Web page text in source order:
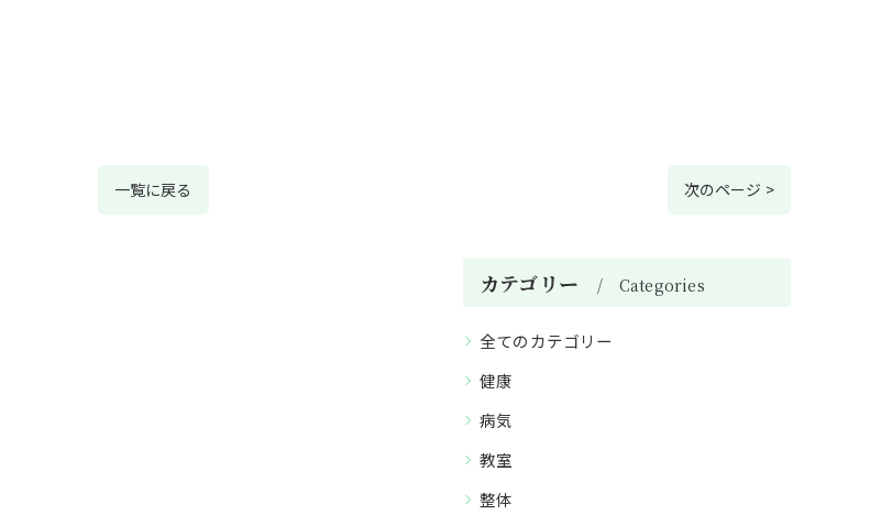
一覧に戻る 次のページ >
カテゴリー Categories
全てのカテゴリー
健康
病気
教室
整体